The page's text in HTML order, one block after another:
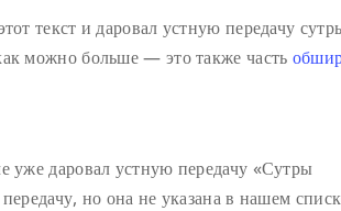
текст и даровал устную передачу
можно больше — это также часть
даровал устную передачу «Сутры
но она не указана в нашем